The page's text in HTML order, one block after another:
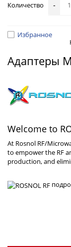
Количество -
Избранное
Адаптеры
Welcome to
At Rosnol RF/
to empower the RF
production, and